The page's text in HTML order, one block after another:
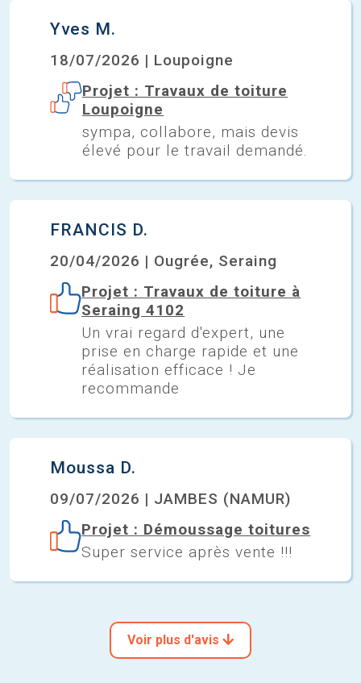
Yves M.
18/07/2026 | Loupoigne
Projet : Travaux de toiture
Loupoigne
sympa, collabore, mais devis
élevé pour le travail demandé.
FRANCIS D.
20/04/2026 | Ougrée, Seraing
Projet : Travaux de toiture à
Seraing 4102
Un vrai regard d'expert, une
prise en charge rapide et une
réalisation efficace ! Je
recommande
Moussa D.
09/07/2026 | JAMBES (NAMUR)
Projet : Démoussage toitures
Super service après vente !!!
Voir plus d'avis